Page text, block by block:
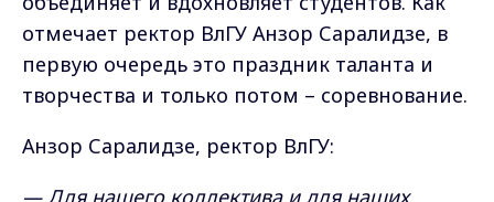
отмечает ректор ВлГУ Анзор Саралидзе, в
первую очередь это праздник таланта и
творчества и только потом – соревнование.
Анзор Саралидзе, ректор ВлГУ:
— Для нашего коллектива и для наших